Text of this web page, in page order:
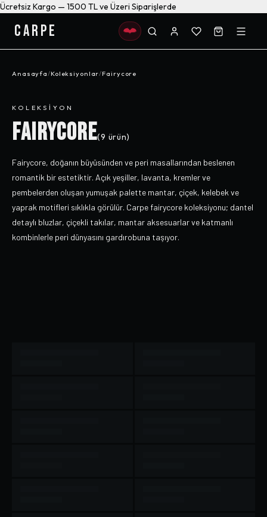
Ücretsiz Kargo — 1500 TL ve Üzeri Siparişlerde
CARPE
Anasayfa/Koleksiyonlar/Fairycore
KOLEKSIYON
FAIRYCORE(9 ürün)
Fairycore, doğanın büyüsünden ve peri masallarından beslenen
romantik bir estetiktir. Açık yeşiller, lavanta, kremler ve
pembelerden oluşan yumuşak palette mantar, çiçek, kelebek ve
yaprak motifleri sıklıkla görülür. Carpe fairycore koleksiyonu; dantel
detaylı bluzlar, çiçekli takılar, mantar aksesuarlar ve katmanlı
kombinlerle peri dünyasını gardırobuna taşıyor.